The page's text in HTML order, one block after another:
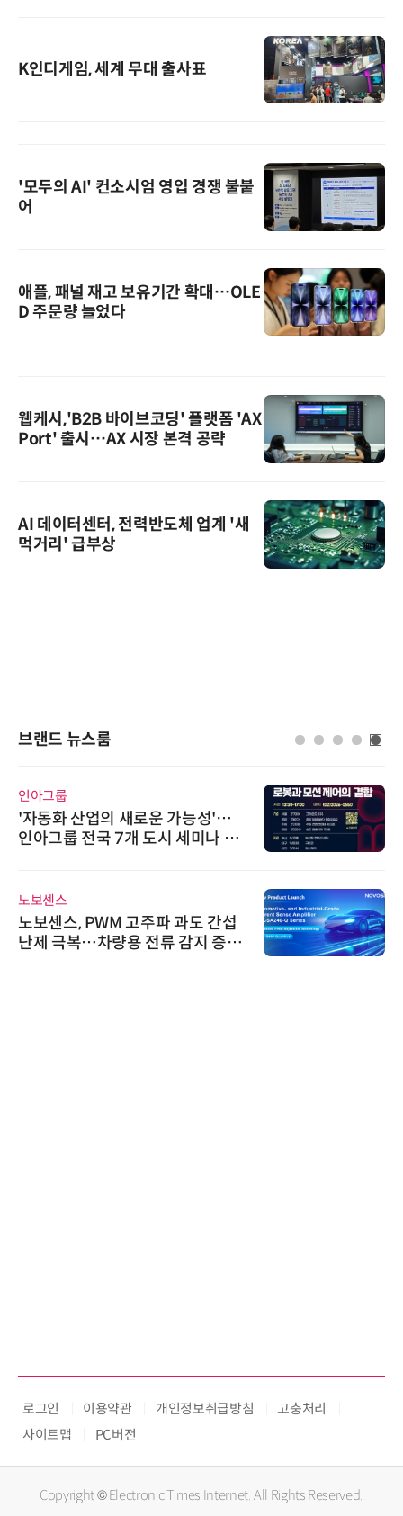
K인디게임, 세계 무대 출사표
'모두의 AI' 컨소시엄 영입 경쟁 불붙
어
애플, 패널 재고 보유기간 확대…OLE
D 주문량 늘었다
웹케시,'B2B 바이브코딩' 플랫폼 'AX
Port' 출시…AX 시장 본격 공략
AI 데이터센터, 전력반도체 업계 '새
먹거리' 급부상
브랜드 뉴스룸
인아그룹
'자동화 산업의 새로운 가능성'…
인아그룹 전국 7개 도시 세미나 페
노보센스
노보센스, PWM 고주파 과도 간섭
난제 극복…차량용 전류 감지 증폭
로그인 이용약관 개인정보취급방침
고충처리
사이트맵
PC버전
Copyright © Electronic Times Internet. All Rights Reserved.